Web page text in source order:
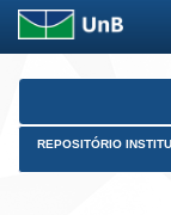
Skip
REPOSITÓRIO